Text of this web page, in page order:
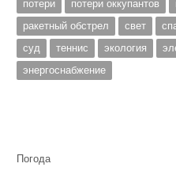
потери
потери оккупантов
ракетный обстрел
свет
суд
теннис экология
энергоснабжение
Погода